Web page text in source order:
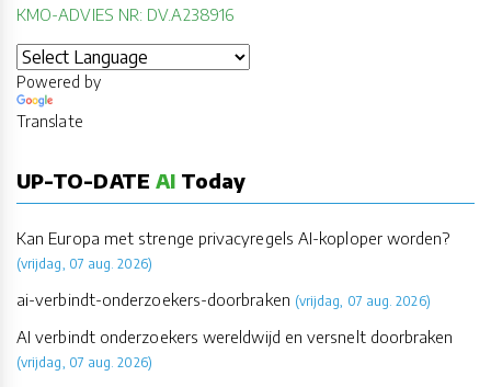
KMO-ADVIES NR: DV.A238916
Powered by
Translate
UP-TO-DATE AI Today
Kan Europa met strenge privacyregels AI-koploper worden?
(vrijdag, 07 aug. 2026)
ai-verbindt-onderzoekers-doorbraken (vrijdag, 07 aug. 2026)
AI verbindt onderzoekers wereldwijd en versnelt doorbraken
(vrijdag, 07 aug. 2026)